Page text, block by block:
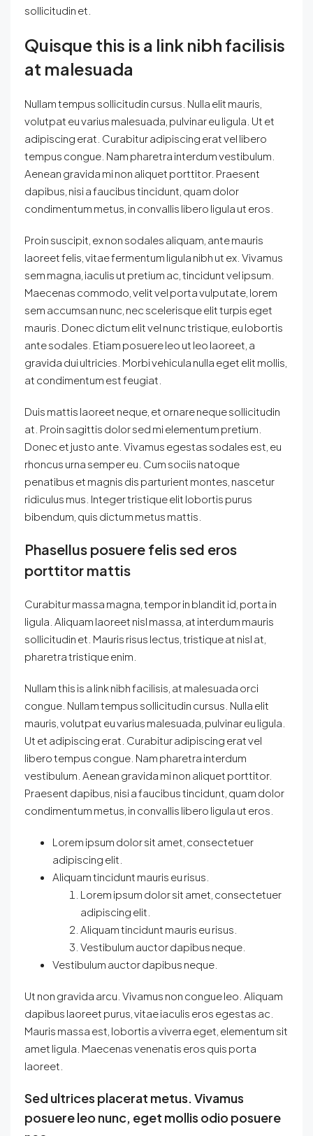
sollicitudin et.
Quisque this is a link nibh facilisis
at malesuada
Nullam tempus sollicitudin cursus. Nulla elit mauris,
volutpat eu varius malesuada, pulvinar eu ligula. Ut et
adipiscing erat. Curabitur adipiscing erat vel libero
tempus congue. Nam pharetra interdum vestibulum.
Aenean gravida mi non aliquet porttitor. Praesent
dapibus, nisi a faucibus tincidunt, quam dolor
condimentum metus, in convallis libero ligula ut eros.
Proin suscipit, ex non sodales aliquam, ante mauris
laoreet felis, vitae fermentum ligula nibh ut ex. Vivamus
sem magna, iaculis ut pretium ac, tincidunt vel ipsum.
Maecenas commodo, velit vel porta vulputate, lorem
sem accumsan nunc, nec scelerisque elit turpis eget
mauris. Donec dictum elit vel nunc tristique, eu lobortis
ante sodales. Etiam posuere leo ut leo laoreet, a
gravida dui ultricies. Morbi vehicula nulla eget elit mollis,
at condimentum est feugiat.
Duis mattis laoreet neque, et ornare neque sollicitudin
at. Proin sagittis dolor sed mi elementum pretium.
Donec et justo ante. Vivamus egestas sodales est, eu
rhoncus urna semper eu. Cum sociis natoque
penatibus et magnis dis parturient montes, nascetur
ridiculus mus. Integer tristique elit lobortis purus
bibendum, quis dictum metus mattis.
Phasellus posuere felis sed eros
porttitor mattis
Curabitur massa magna, tempor in blandit id, porta in
ligula. Aliquam laoreet nisl massa, at interdum mauris
sollicitudin et. Mauris risus lectus, tristique at nisl at,
pharetra tristique enim.
Nullam this is a link nibh facilisis, at malesuada orci
congue. Nullam tempus sollicitudin cursus. Nulla elit
mauris, volutpat eu varius malesuada, pulvinar eu ligula.
Ut et adipiscing erat. Curabitur adipiscing erat vel
libero tempus congue. Nam pharetra interdum
vestibulum. Aenean gravida mi non aliquet porttitor.
Praesent dapibus, nisi a faucibus tincidunt, quam dolor
condimentum metus, in convallis libero ligula ut eros.
Lorem ipsum dolor sit amet, consectetuer
adipiscing elit.
Aliquam tincidunt mauris eu risus.
Lorem ipsum dolor sit amet, consectetuer
adipiscing elit.
Aliquam tincidunt mauris eu risus.
Vestibulum auctor dapibus neque.
Vestibulum auctor dapibus neque.
Ut non gravida arcu. Vivamus non congue leo. Aliquam
dapibus laoreet purus, vitae iaculis eros egestas ac.
Mauris massa est, lobortis a viverra eget, elementum sit
amet ligula. Maecenas venenatis eros quis porta
laoreet.
Sed ultrices placerat metus. Vivamus
posuere leo nunc, eget mollis odio posuere